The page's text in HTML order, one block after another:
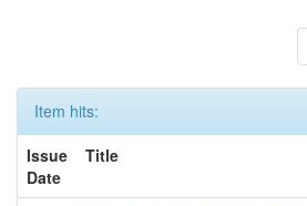
Item hits:
Issue
Date
Title